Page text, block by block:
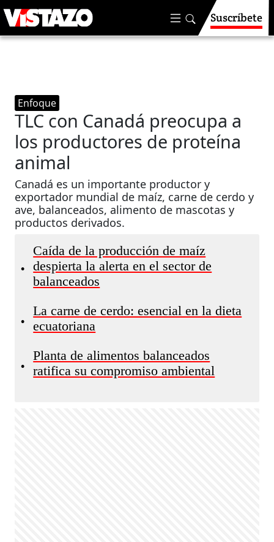
Suscríbete
Enfoque
TLC con Canadá preocupa a
los productores de proteína
animal
Canadá es un importante productor y
exportador mundial de maíz, carne de cerdo y
ave, balanceados, alimento de mascotas y
productos derivados.
•
Caída de la producción de maíz
despierta la alerta en el sector de
balanceados
•
La carne de cerdo: esencial en la dieta
ecuatoriana
•
Planta de alimentos balanceados
ratifica su compromiso ambiental